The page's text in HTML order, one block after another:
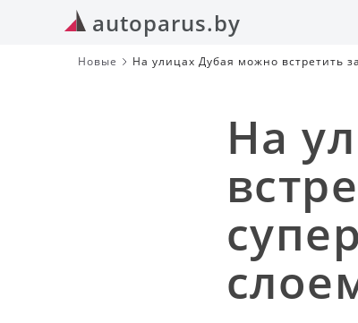
autoparus.by
Новые На улицах Дубая можно встретить
На